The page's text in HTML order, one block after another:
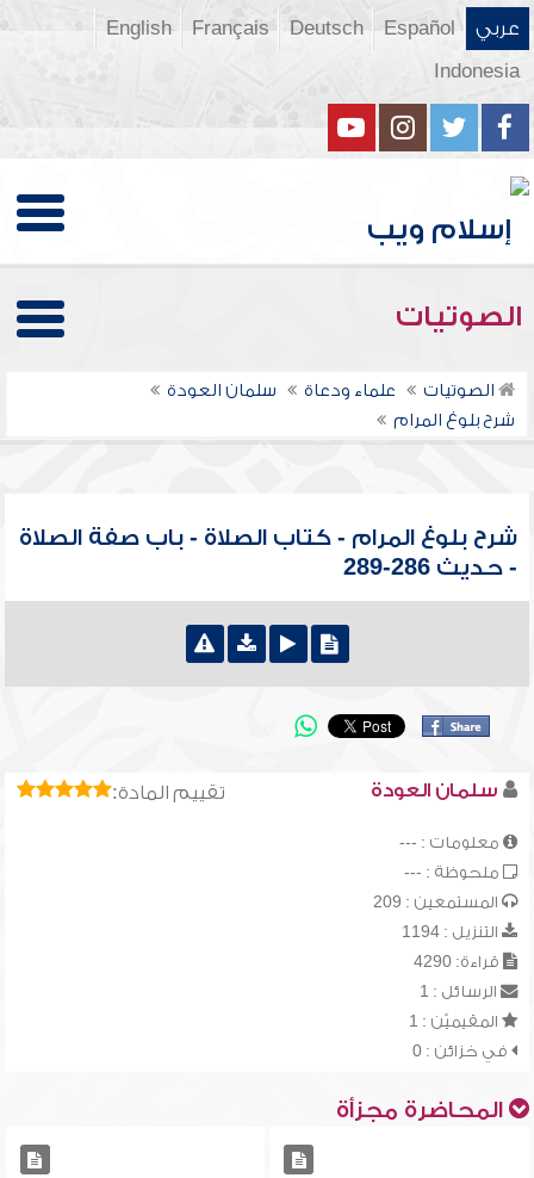
عربي Español
Deutsch
Français
English
Indonesia
الصوتيات
الصوتيات علماء ودعاة
سلمان العودة
شرح بلوغ المرام
شرح بلوغ المرام - كتاب الصلاة - باب صفة الصلاة
- حديث 286-289
تقييم المادة: سلمان العودة
معلومات : ---
ملحوظة : ---
المستمعين : 209
التنزيل : 1194
قراءة: 4290
الرسائل : 1
المقيميّن : 1
في خزائن : 0
المحاضرة مجزأة